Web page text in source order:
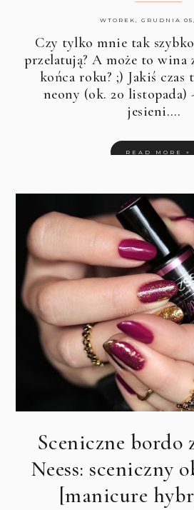
WTOREK, GRUDNIA
Czy tylko mnie tak
przelatują? A może to wina
końca roku? ;) Jakiś czas
neony (ok. 20 listopada)
jesieni.…
READ MORE »
Sceniczne bordo
Neess: sceniczny
[manicure